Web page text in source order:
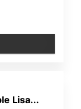
Lisa...